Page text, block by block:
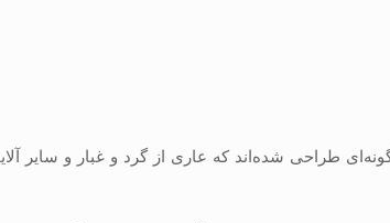
طراحی شده‌اند که عاری از گرد و غبار و سایر